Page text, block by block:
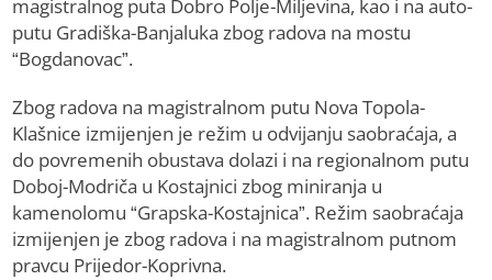
magistralnog puta Dobro Polje-Miljevina, kao i na auto-
putu Gradiška-Banjaluka zbog radova na mostu
“Bogdanovac”.
Zbog radova na magistralnom putu Nova Topola-
Klašnice izmijenjen je režim u odvijanju saobraćaja, a
do povremenih obustava dolazi i na regionalnom putu
Doboj-Modriča u Kostajnici zbog miniranja u
kamenolomu “Grapska-Kostajnica”. Režim saobraćaja
izmijenjen je zbog radova i na magistralnom putnom
pravcu Prijedor-Koprivna.